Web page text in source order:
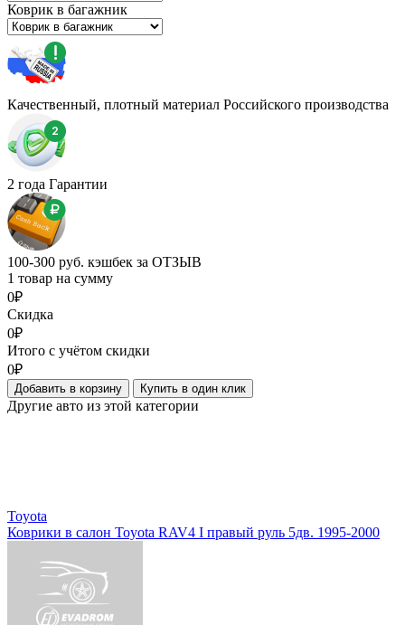
Коврик в багажник
Качественный, плотный материал Российского производства
2 года Гарантии
100-300 руб. кэшбек за ОТЗЫВ
1 товар на сумму
0₽
Скидка
0₽
Итого с учётом скидки
0₽
Добавить в корзину Купить в один клик
Другие авто из этой категории
Toyota
Коврики в салон Toyota RAV4 I правый руль 5дв. 1995-2000